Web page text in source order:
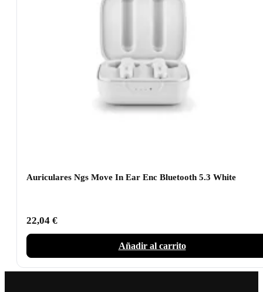
Auriculares Ngs Move In Ear Enc Bluetooth 5.3 White
22,04 €
Añadir al carrito